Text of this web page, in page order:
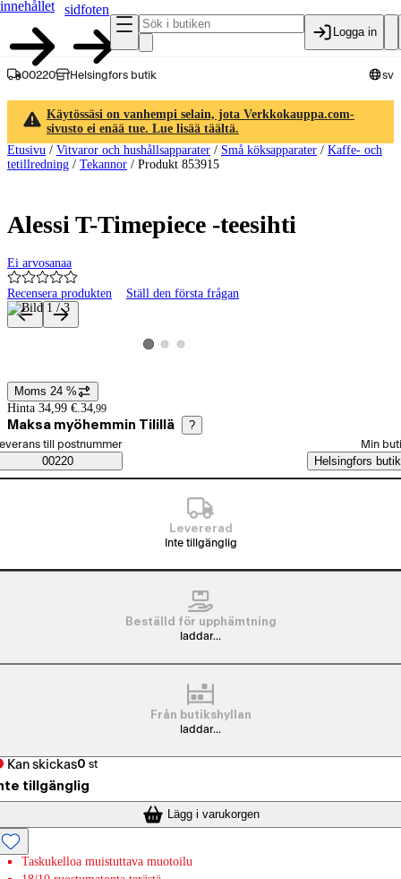
innehållet
sidfoten
Logga in
00220 Helsingfors butik sv
Käytössäsi on vanhempi selain, jota Verkkokauppa.com-
sivusto ei enää tue. Lue lisää täältä.
Etusivu / Vitvaror och hushållsapparater / Små köksapparater / Kaffe- och
tetillredning / Tekannor / Produkt 853915
Alessi T-Timepiece -teesihti
Ei arvosanaa
Recensera produkten Ställ den första frågan
Produktbilder och videor
Visa produktbild 1
Visa produktbild 2
Visa produktbild 3
Prisinformation
Moms 24 %
Hinta 34,99 €. 34,99
Maksa myöhemmin Tilillä ?
Saatavuustiedot
beställningssätt
till postnummer
00220
Min
Helsingfors butik
Levererad
Inte tillgänglig
Beställd för upphämtning
laddar...
Från butikshyllan
laddar...
Kan skickas0 st
tillgänglig
Lägg i varukorgen
Taskukelloa muistuttava muotoilu